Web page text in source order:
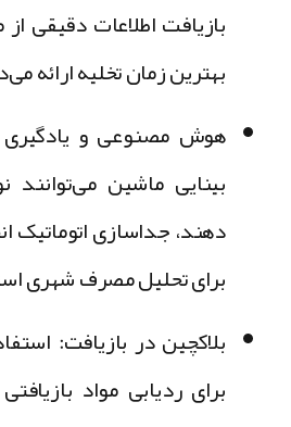
بازیافت اطلاعات دقیقی از
بهترین زمان تخلیه ارائه
هوش مصنوعی و یادگیری
بینایی ماشین می‌توانند
دهند، جداسازی اتوماتیک
برای تحلیل مصرف شهری
بلاکچین در بازیافت:استفاده
برایردیابی مواد بازیافتیو